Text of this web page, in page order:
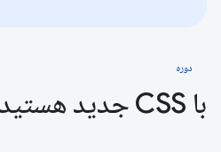
دوره
با CSS جدید هستید؟